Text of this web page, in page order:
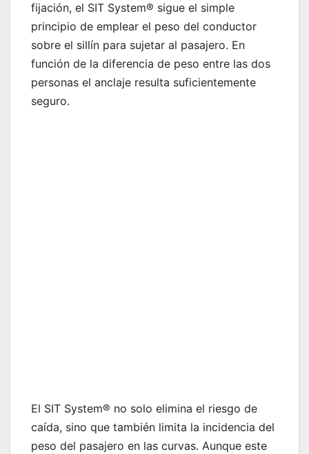
fijación, el SIT System® sigue el simple
principio de emplear el peso del conductor
sobre el sillín para sujetar al pasajero. En
función de la diferencia de peso entre las dos
personas el anclaje resulta suficientemente
seguro.
El SIT System® no solo elimina el riesgo de
caída, sino que también limita la incidencia del
peso del pasajero en las curvas. Aunque este